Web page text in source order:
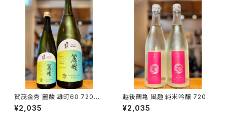
賀茂金秀 麗酸 雄町60 720ml
１本（金光酒造・広島県東広島市
黒瀬町）
¥2,035
越後鶴亀 風趣 純米吟醸 720m
l１本（株式会社越後鶴亀・新潟
県新潟市西蒲区竹野町）
¥2,035